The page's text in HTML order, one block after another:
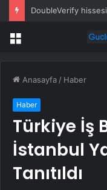
DoubleVerify
Menü
Anasayfa / Haber
Haber
Türkiye İş
İstanbul
Tanıtıldı